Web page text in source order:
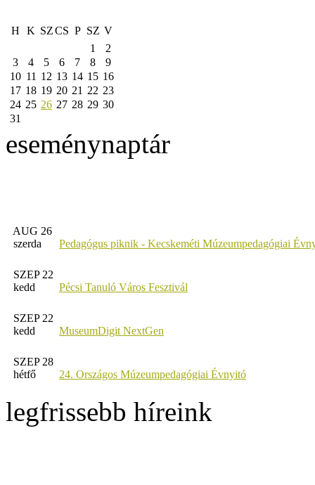
H K SZCS P SZ V
1
2
3
4 5 6 7 8
9
10 11 12 13 14 15 16
17 18 19 20 21 22 23
24 25 26 27 28 29 30
31
eseménynaptár
AUG 26
szerda
Pedagógus piknik - Kecskeméti Múzeumpedagógiai
SZEP 22
kedd
Pécsi Tanuló Város Fesztivál
SZEP 22
kedd
MuseumDigit NextGen
SZEP 28
hétfő
24. Országos Múzeumpedagógiai Évnyitó
legfrissebb híreink